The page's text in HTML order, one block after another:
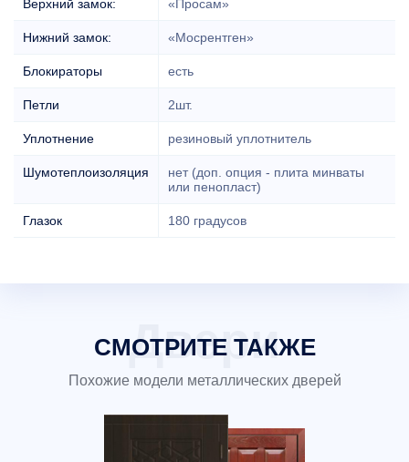
Верхний замок: «Просам»
Нижний замок: «Мосрентген»
Блокираторы есть
Петли 2шт.
Уплотнение резиновый уплотнитель
Шумотеплоизоляция
нет (доп. опция - плита минваты
или пенопласт)
Глазок 180 градусов
СМОТРИТЕ ТАКЖЕ
Похожие модели металлических дверей